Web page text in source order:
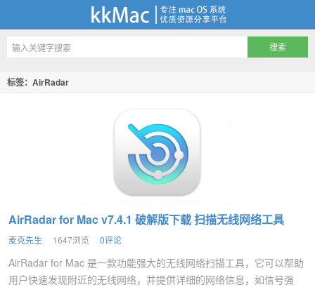
kkMac
标签：AirRadar
AirRadar for Mac v7.4.1 破解版下载 扫描无线网络工具
麦克先生 1647浏览 0评论
AirRadar for Mac 是一款功能强大的无线网络扫描工具，它可以帮助
用户快速发现附近的无线网络，并提供详细的网络信息，如信号强